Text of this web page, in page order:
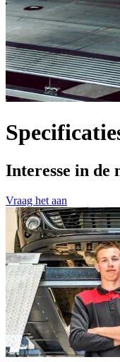
Interesse in de
Vraag het aan